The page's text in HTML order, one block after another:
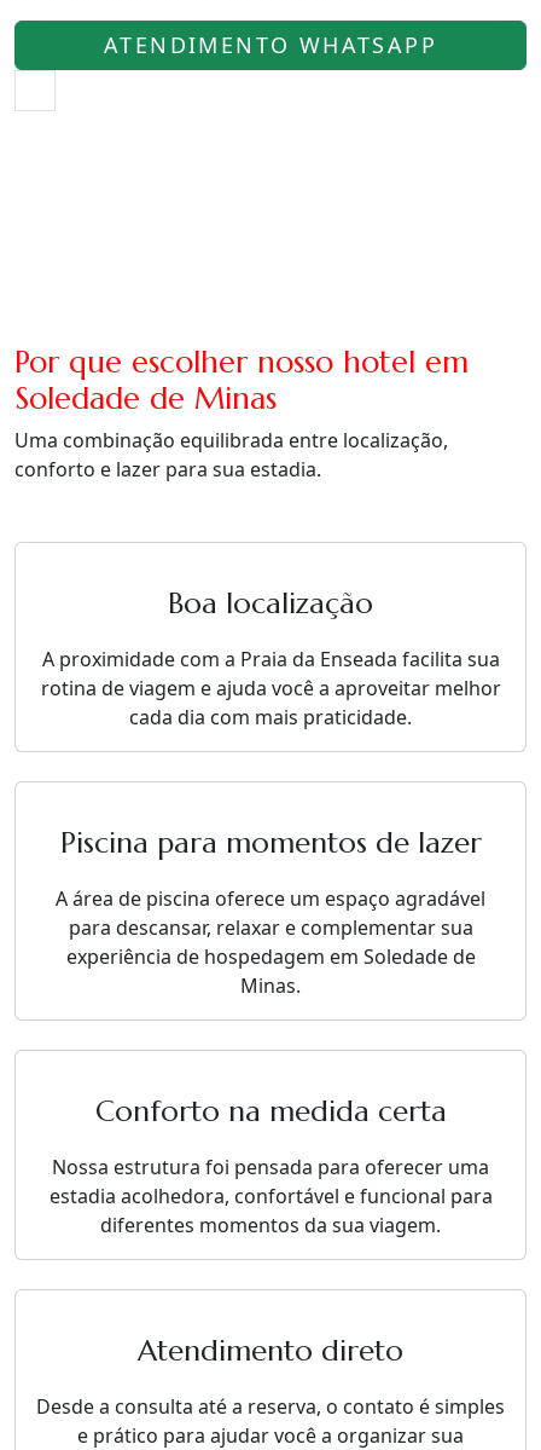
ATENDIMENTO WHATSAPP
Por que escolher nosso hotel em
Soledade de Minas
Uma combinação equilibrada entre localização,
conforto e lazer para sua estadia.
Boa localização
A proximidade com a Praia da Enseada facilita sua
rotina de viagem e ajuda você a aproveitar melhor
cada dia com mais praticidade.
Piscina para momentos de lazer
A área de piscina oferece um espaço agradável
para descansar, relaxar e complementar sua
experiência de hospedagem em Soledade de
Minas.
Conforto na medida certa
Nossa estrutura foi pensada para oferecer uma
estadia acolhedora, confortável e funcional para
diferentes momentos da sua viagem.
Atendimento direto
Desde a consulta até a reserva, o contato é simples
e prático para ajudar você a organizar sua